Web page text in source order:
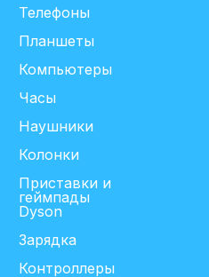
Телефоны
Планшеты
Компьютеры
Часы
Наушники
Колонки
Приставки и
геймпады
Dyson
Зарядка
Контроллеры